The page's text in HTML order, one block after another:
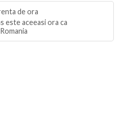
este aceeasi ora ca